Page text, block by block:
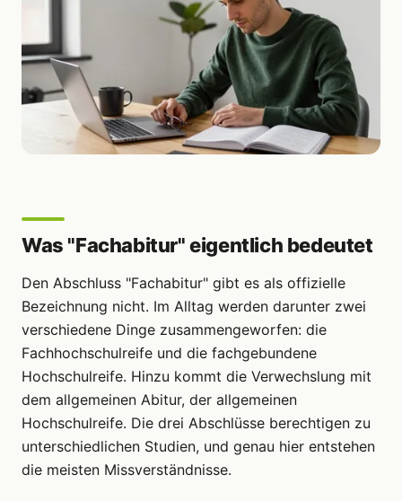
Was "Fachabitur" eigentlich bedeutet
Den Abschluss "Fachabitur" gibt es als offizielle
Bezeichnung nicht. Im Alltag werden darunter zwei
verschiedene Dinge zusammengeworfen: die
Fachhochschulreife und die fachgebundene
Hochschulreife. Hinzu kommt die Verwechslung mit
dem allgemeinen Abitur, der allgemeinen
Hochschulreife. Die drei Abschlüsse berechtigen zu
unterschiedlichen Studien, und genau hier entstehen
die meisten Missverständnisse.